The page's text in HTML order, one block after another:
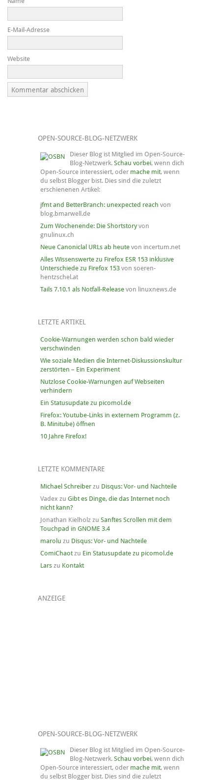
E-Mail-Adresse
Website
OPEN-SOURCE-BLOG-NETZWERK
Dieser Blog ist Mitglied im Open-Source-
Blog-Netzwerk. Schau vorbei, wenn dich
Open-Source interessiert, oder mache mit, wenn
du selbst Blogger bist. Dies sind die zuletzt
erschienenen Artikel:
jfmt and BetterBranch: unexpected reach von
blog.bmarwell.de
Zum Wochenende: Die Shortstoryvon
gnulinux.ch
Neue Canoniclal URLs ab heutevon incertum.net
Alles Wissenswerte zu Firefox ESR 153 inklusive
Unterschiede zu Firefox 153von soeren-
hentzschel.at
Tails 7.10.1 als Notfall-Releasevon linuxnews.de
LETZTE ARTIKEL
Cookie-Warnungen werden schon bald wieder
verschwinden
Wie soziale Medien die Internet-Diskussionskultur
zerstörten – Ein Experiment
Nutzlose Cookie-Warnungen auf Webseiten
verhindern
Ein Statusupdate zu picomol.de
Firefox: Youtube-Links in externem Programm (z.
B. Minitube) öffnen
10 Jahre Firefox!
LETZTE KOMMENTARE
Michael Schreiberzu Disqus: Vor- und Nachteile
Vadex zu Gibt es Dinge, die das Internet noch
nicht kann?
Jonathan Kielholz zu Sanftes Scrollen mit dem
Touchpad in GNOME 3.4
marolu zu Disqus: Vor- und Nachteile
ComiChaotzu Ein Statusupdate zu picomol.de
Larszu Kontakt
ANZEIGE
OPEN-SOURCE-BLOG-NETZWERK
Dieser Blog ist Mitglied im Open-Source-
Blog-Netzwerk. Schau vorbei, wenn dich
Open-Source interessiert, oder mache mit, wenn
du selbst Blogger bist. Dies sind die zuletzt